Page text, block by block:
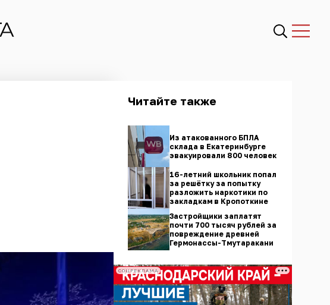
Читайте также
Из атакованного БПЛА
склада в Екатеринбурге
эвакуировали 800 человек
16-летний школьник попал
за решётку за попытку
разложить наркотики по
закладкам в Кропоткине
Застройщики заплатят
почти 700 тысяч рублей за
повреждение древней
Гермонассы-Тмутаракани
СОЦРЕКЛАМА